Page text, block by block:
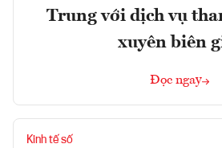
Trung với dịch vụ
xuyên biên
Đọc ngay
Kinh tế số